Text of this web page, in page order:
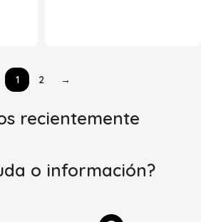
1 2 →
recientemente
o información?